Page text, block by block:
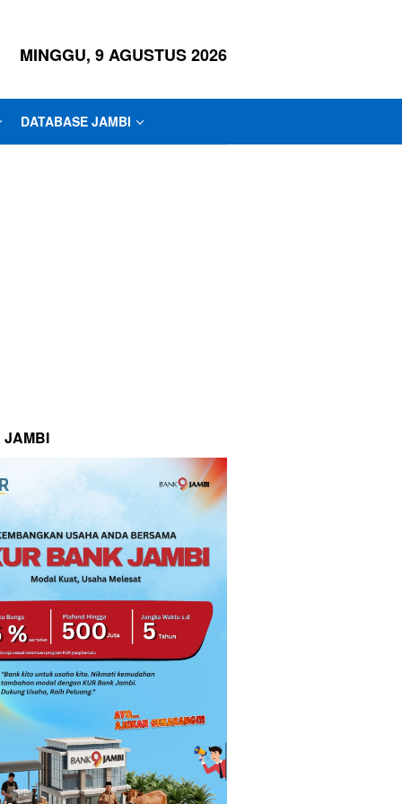
MINGGU, 9 AGUSTUS 2026
DATABASE JAMBI